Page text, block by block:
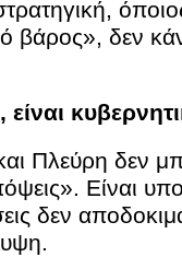
βάρος», δεν
Πλεύρη δεν
Είναι
δεν